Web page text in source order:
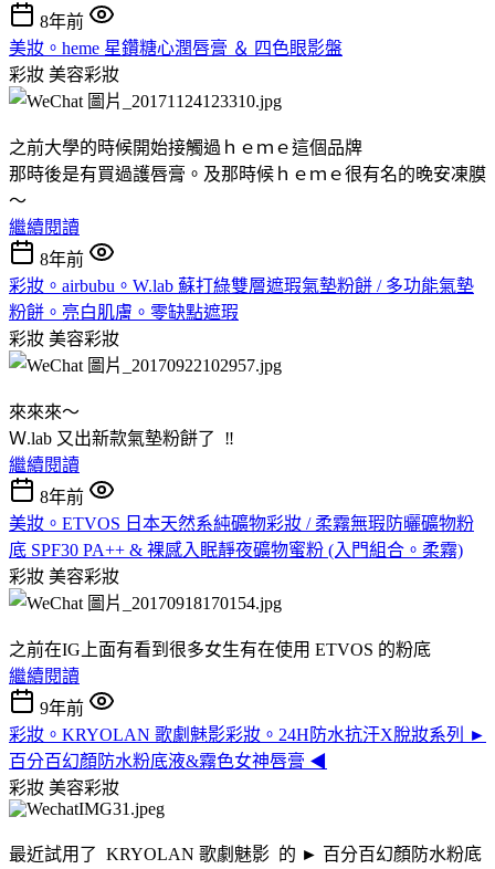
8年前
美妝。heme 星鑽糖心潤唇膏 ＆ 四色眼影盤
彩妝 美容彩妝
之前大學的時候開始接觸過ｈｅｍｅ這個品牌
那時後是有買過護唇膏。及那時候ｈｅｍｅ很有名的晚安凍膜
～
繼續閱讀
8年前
彩妝。airbubu。W.lab 蘇打綠雙層遮瑕氣墊粉餅 / 多功能氣墊
粉餅。亮白肌膚。零缺點遮瑕
彩妝 美容彩妝
來來來～
Ｗ.lab 又出新款氣墊粉餅了 ‼️
繼續閱讀
8年前
美妝。ETVOS 日本天然系純礦物彩妝 / 柔霧無瑕防曬礦物粉
底 SPF30 PA++ & 裸感入眠靜夜礦物蜜粉 (入門組合。柔霧)
彩妝 美容彩妝
之前在IG上面有看到很多女生有在使用 ETVOS 的粉底
繼續閱讀
9年前
彩妝。KRYOLAN 歌劇魅影彩妝。24H防水抗汗X脫妝系列 ►
百分百幻顏防水粉底液&霧色女神唇膏 ◀︎
彩妝 美容彩妝
最近試用了 KRYOLAN 歌劇魅影 的 ► 百分百幻顏防水粉底